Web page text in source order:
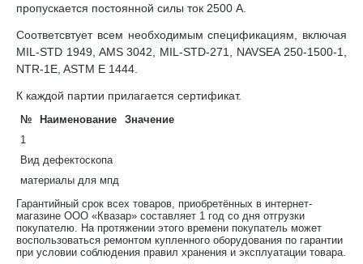
пропускается постоянной силы ток 2500 А.
Соответсвтует всем необходимым спецификациям, включая
MIL-STD 1949, AMS 3042, MIL-STD-271, NAVSEA 250-1500-1,
NTR-1E, ASTM E 1444.
К каждой партии прилагается сертификат.
№ Наименование
Значение
1
Вид дефектоскопа
материалы для мпд
Гарантийный срок всех товаров, приобретённых в интернет-
магазине ООО «Квазар» составляет 1 год со дня отгрузки
покупателю. На протяжении этого времени покупатель может
воспользоваться ремонтом купленного оборудования по гарантии
при условии соблюдения правил хранения и эксплуатации товара.